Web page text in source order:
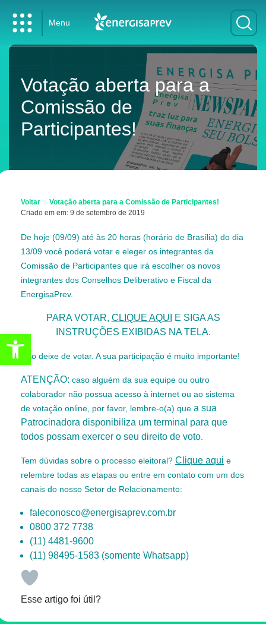
Menu
Votação aberta para a
Comissão de
Participantes!
Voltar
Votação aberta para a Comissão de Participantes!
Criado em em: 9 de setembro de 2019
De hoje (09/09) até às 20 horas (horário de Brasília) do dia
13/09 você poderá votar e eleger os integrantes da
Comissão de Participantes que irá escolher os novos
integrantes dos Conselhos Deliberativo e Fiscal da
EnergisaPrev.
PARA VOTAR, CLIQUE AQUI
E SIGA AS
INSTRUÇÕES EXIBIDAS NA TELA.
Não deixe de votar. A sua participação é muito importante!
ATENÇÃO: caso alguém da sua equipe ou outro
colaborador não possua acesso à internet ou ao sistema
de votação online, por favor, lembre-o(a) que a sua
Patrocinadora disponibiliza um terminal para que
todos possam exercer o seu direito de voto
Tem dúvidas sobre o processo eleitoral? Clique aqui e
relembre todas as etapas ou entre em contato com um dos
canais do nosso Setor de Relacionamento:
faleconosco@energisaprev.com.br
0800 372 7738
(11) 4481-9600
(11) 98495-1583 (somente Whatsapp)
Esse artigo foi útil?
Abrir a barra de ferramentas